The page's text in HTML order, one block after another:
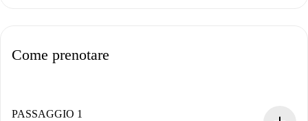
Come prenotare
PASSAGGIO 1